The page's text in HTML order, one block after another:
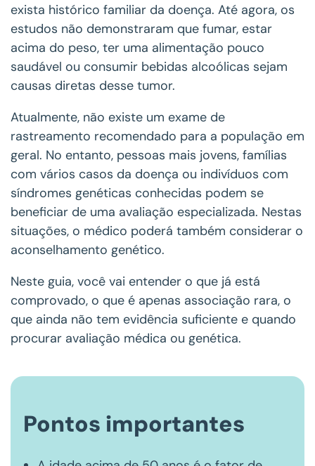
exista histórico familiar da doença. Até agora, os
estudos não demonstraram que fumar, estar
acima do peso, ter uma alimentação pouco
saudável ou consumir bebidas alcoólicas sejam
causas diretas desse tumor.
Atualmente, não existe um exame de
rastreamento recomendado para a população em
geral. No entanto, pessoas mais jovens, famílias
com vários casos da doença ou indivíduos com
síndromes genéticas conhecidas podem se
beneficiar de uma avaliação especializada. Nestas
situações, o médico poderá também considerar o
aconselhamento genético.
Neste guia, você vai entender o que já está
comprovado, o que é apenas associação rara, o
que ainda não tem evidência suficiente e quando
procurar avaliação médica ou genética.
Pontos importantes